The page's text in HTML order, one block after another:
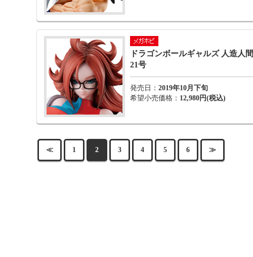
ドラゴンボールギャルズ 人造人間
21号
発売日： 2019年10月下旬
希望小売価格： 12,980円(税込)
≪ 1 2 3 4 5 6 ≫